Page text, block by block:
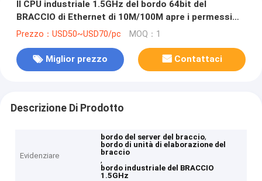
Il CPU industriale 1.5GHz del bordo 64bit del
BRACCIO di Ethernet di 10M/100M apre i permessi
della radice
Prezzo：USD50~USD70/pc MOQ：1
Miglior prezzo Contattaci
Descrizione Di Prodotto
Evidenziare
bordo del server del braccio,
bordo di unità di elaborazione del
braccio
,
bordo industriale del BRACCIO
1.5GHz